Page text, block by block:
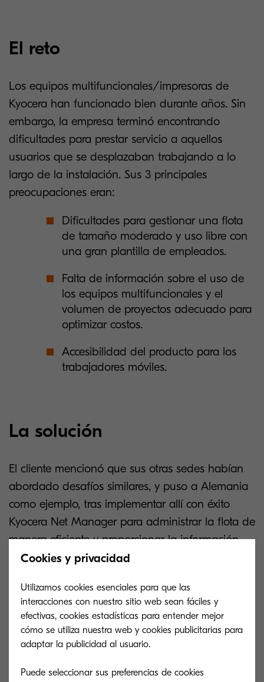
El reto
Los equipos multifuncionales/impresoras de
Kyocera han funcionado bien durante años. Sin
embargo, la empresa terminó encontrando
dificultades para prestar servicio a aquellos
usuarios que se desplazaban trabajando a lo
largo de la instalación. Sus 3 principales
preocupaciones eran:
Dificultades para gestionar una flota
de tamaño moderado y uso libre con
una gran plantilla de empleados.
Falta de información sobre el uso de
los equipos multifuncionales y el
volumen de proyectos adecuado para
optimizar costos.
Accesibilidad del producto para los
trabajadores móviles.
La solución
El cliente mencionó que sus otras sedes habían
abordado desafíos similares, y puso a Alemania
como ejemplo, tras implementar allí con éxito
Kyocera Net Manager para administrar la flota de
manera eficiente y proporcionar la información
necesaria sobre cómo se estaban utilizando los
Los tres principales factores que convencieron a
la compañía para continuar utilizando los
dispositivos/soluciones/servicios de Kyocera
Cookies y privacidad
Utilizamos cookies esenciales para que las
interacciones con nuestro sitio web sean fáciles y
efectivas, cookies estadísticas para entender mejor
cómo se utiliza nuestra web y cookies publicitarias para
adaptar la publicidad al usuario.
Puede seleccionar sus preferencias de cookies